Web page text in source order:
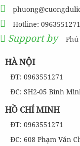
Hotline: 0963551271
Support by
HÀ NỘI
ĐT: 0963551271
ĐC: SH2-05 Bình
HỒ CHÍ MINH
ĐT: 0963551271
ĐC: 608 Phạm Văn